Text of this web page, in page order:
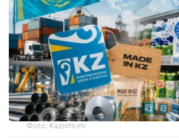
Фото: Kazinform